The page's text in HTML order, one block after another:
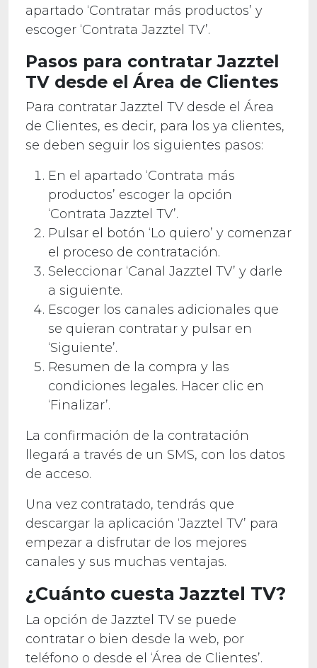
apartado ‘Contratar más productos’ y
escoger ‘Contrata Jazztel TV’.
Pasos para contratar Jazztel
TV desde el Área de Clientes
Para contratar Jazztel TV desde el Área
de Clientes, es decir, para los ya clientes,
se deben seguir los siguientes pasos:
En el apartado ‘Contrata más
productos’ escoger la opción
‘Contrata Jazztel TV’.
Pulsar el botón ‘Lo quiero’ y comenzar
el proceso de contratación.
Seleccionar ‘Canal Jazztel TV’ y darle
a siguiente.
Escoger los canales adicionales que
se quieran contratar y pulsar en
‘Siguiente’.
Resumen de la compra y las
condiciones legales. Hacer clic en
‘Finalizar’.
La confirmación de la contratación
llegará a través de un SMS, con los datos
de acceso.
Una vez contratado, tendrás que
descargar la aplicación ‘Jazztel TV’ para
empezar a disfrutar de los mejores
canales y sus muchas ventajas.
¿Cuánto cuesta Jazztel TV?
La opción de Jazztel TV se puede
contratar o bien desde la web, por
teléfono o desde el ‘Área de Clientes’.